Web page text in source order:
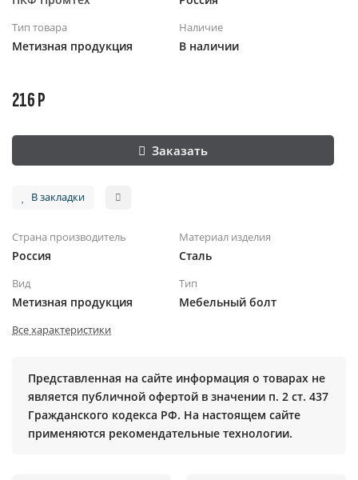
Тип товара
Метизная продукция
Наличие
В наличии
216 Р
Заказать
В закладки
Страна производитель
Россия
Материал изделия
Сталь
Вид
Метизная продукция
Тип
Мебельный болт
Все характеристики
Представленная на сайте информация о товарах не
является публичной офертой в значении п. 2 ст. 437
Гражданского кодекса РФ. На настоящем сайте
применяются рекомендательные технологии.